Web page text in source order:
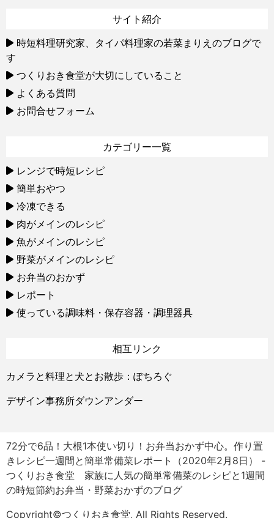
サイト紹介
時短料理研究家、タイパ料理家の若菜まりえのブログで
す
つくりおき食堂が大切にしていること
よくある質問
お問合せフォーム
カテゴリー一覧
レンジで時短レシピ
簡単おやつ
冷凍できる
肉がメインのレシピ
魚がメインのレシピ
野菜がメインのレシピ
お弁当のおかず
レポート
使っている調味料・保存容器・調理器具
相互リンク
カメラと料理と犬とお散歩：ぽちろぐ
デザイン事務所ダウンアンダー
72分で6品！大根1本使い切り！お弁当おかず中心。作り置
きレシピ一週間と簡単常備菜レポート（2020年2月8日） -
つくりおき食堂 家族に人気の簡単常備菜のレシピと1週間
の時短節約お弁当・野菜おかずのブログ
Copyright©つくりおき食堂, All Rights Reserved.